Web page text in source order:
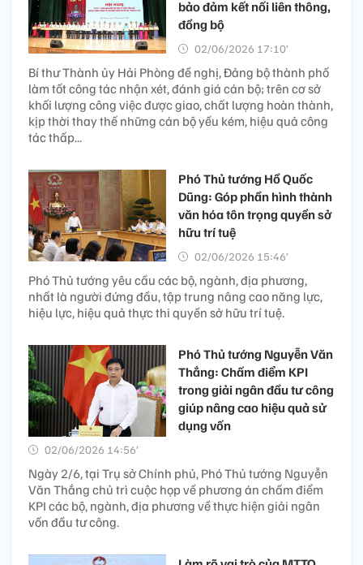
bảo đảm kết nối liên thông,
đồng bộ
02/06/2026 17:10’
Bí thư Thành ủy Hải Phòng đề nghị, Đảng bộ thành phố
làm tốt công tác nhận xét, đánh giá cán bộ; trên cơ sở
khối lượng công việc được giao, chất lượng hoàn thành,
kịp thời thay thế những cán bộ yếu kém, hiệu quả công
tác thấp...
Phó Thủ tướng Hồ Quốc
Dũng: Góp phần hình thành
văn hóa tôn trọng quyền sở
hữu trí tuệ
02/06/2026 15:46’
Phó Thủ tướng yêu cầu các bộ, ngành, địa phương,
nhất là người đứng đầu, tập trung nâng cao năng lực,
hiệu lực, hiệu quả thực thi quyền sở hữu trí tuệ.
Phó Thủ tướng Nguyễn Văn
Thắng: Chấm điểm KPI
trong giải ngân đầu tư công
giúp nâng cao hiệu quả sử
dụng vốn
02/06/2026 14:56’
Ngày 2/6, tại Trụ sở Chính phủ, Phó Thủ tướng Nguyễn
Văn Thắng chủ trì cuộc họp về phương án chấm điểm
KPI các bộ, ngành, địa phương về thực hiện giải ngân
vốn đầu tư công.